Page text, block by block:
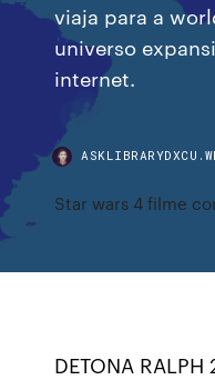
viaja para a
universo
internet.
Star wars 4 filme
DETONA